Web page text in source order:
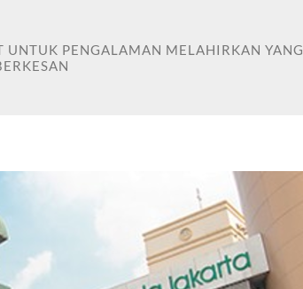
UNTUK PENGALAMAN MELAHIRKAN YANG